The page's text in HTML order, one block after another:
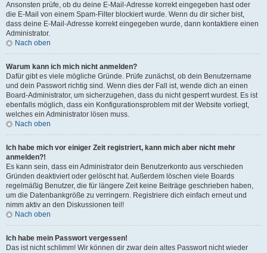
Ansonsten prüfe, ob du deine E-Mail-Adresse korrekt eingegeben hast oder
die E-Mail von einem Spam-Filter blockiert wurde. Wenn du dir sicher bist,
dass deine E-Mail-Adresse korrekt eingegeben wurde, dann kontaktiere einen
Administrator.
Nach oben
Warum kann ich mich nicht anmelden?
Dafür gibt es viele mögliche Gründe. Prüfe zunächst, ob dein Benutzername
und dein Passwort richtig sind. Wenn dies der Fall ist, wende dich an einen
Board-Administrator, um sicherzugehen, dass du nicht gesperrt wurdest. Es ist
ebenfalls möglich, dass ein Konfigurationsproblem mit der Website vorliegt,
welches ein Administrator lösen muss.
Nach oben
Ich habe mich vor einiger Zeit registriert, kann mich aber nicht mehr
anmelden?!
Es kann sein, dass ein Administrator dein Benutzerkonto aus verschieden
Gründen deaktiviert oder gelöscht hat. Außerdem löschen viele Boards
regelmäßig Benutzer, die für längere Zeit keine Beiträge geschrieben haben,
um die Datenbankgröße zu verringern. Registriere dich einfach erneut und
nimm aktiv an den Diskussionen teil!
Nach oben
Ich habe mein Passwort vergessen!
Das ist nicht schlimm! Wir können dir zwar dein altes Passwort nicht wieder